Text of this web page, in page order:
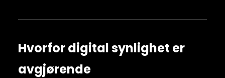
Hvorfor digital synlighet er
avgjørende